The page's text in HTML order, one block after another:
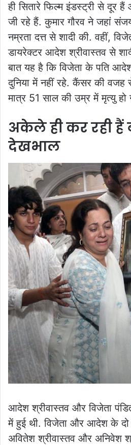
ही सितारे फिल्म इंडस्ट्री से दूर
जी रहे हैं. कुमार गौरव ने जहां
नम्रता दत्त से शादी की. वहीं,
डायरेक्टर आदेश श्रीवास्तव से
बात यह है कि विजेता के पति
दुनिया में नहीं रहे. कैंसर की
मात्र 51 साल की उम्र में मृत्यु हो
अकेले ही कर रही हैं
देखभाल
आदेश श्रीवास्तव और विजेता
में हुई थी. विजेता और आदेश के दो
अवितेश श्रीवास्तव और अनिवेश